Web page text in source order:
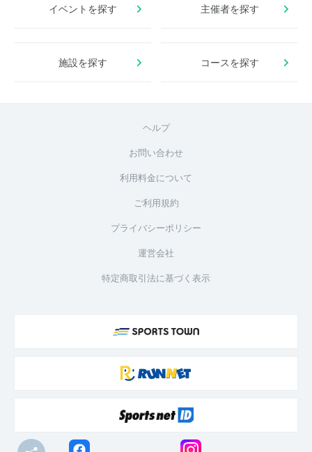
イベントを探す 主催者を探す
施設を探す コースを探す
ヘルプ
お問い合わせ
利用料金について
ご利用規約
プライバシーポリシー
運営会社
特定商取引法に基づく表示